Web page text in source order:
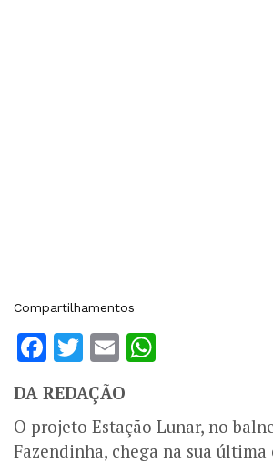
Compartilhamentos
Facebook
Twitter
Email
DA REDAÇÃO
O projeto Estação Lunar, no
Fazendinha, chega na sua última